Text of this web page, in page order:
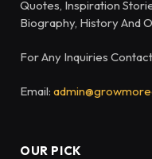
Quotes, Inspiration
Biography, History And
For Any Inquiries
Email:
OUR PICK